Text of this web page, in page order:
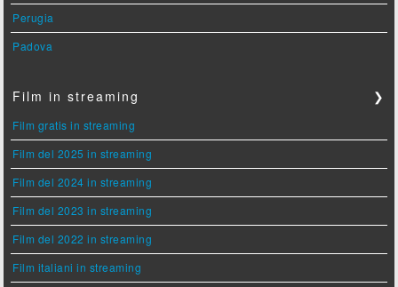
Perugia
Padova
Film in streaming ❯
Film gratis in streaming
Film del 2025 in streaming
Film del 2024 in streaming
Film del 2023 in streaming
Film del 2022 in streaming
Film italiani in streaming